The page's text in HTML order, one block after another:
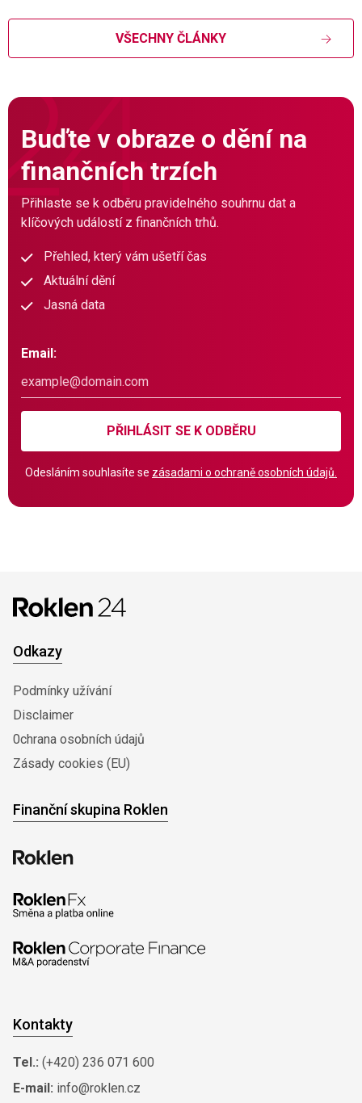
VŠECHNY ČLÁNKY
Buďte v obraze o dění na
finančních trzích
Přihlaste se k odběru pravidelného souhrnu dat a
klíčových událostí z finančních trhů.
Přehled, který vám ušetří čas
Aktuální dění
Jasná data
Email:
PŘIHLÁSIT SE K ODBĚRU
Odesláním souhlasíte se zásadami o ochraně osobních údajů.
Odkazy
Podmínky užívání
Disclaimer
0chrana osobních údajů
Zásady cookies (EU)
Finanční skupina Roklen
Kontakty
Tel.: (+420) 236 071 600
E-mail: info@roklen.cz